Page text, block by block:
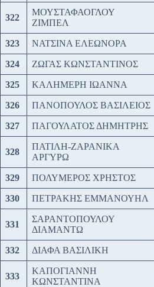
322
ΜΟΥΣΤΑΦΑΟΓΛΟΥ
ΖΙΜΠΕΛ
323 ΝΑΤΣΙΝΑ ΕΛΕΩΝΟΡΑ
324 ΖΩΓΑΣ ΚΩΝΣΤΑΝΤΙΝΟΣ
325 ΚΑΛΗΜΕΡΗ ΙΩΑΝΝΑ
326 ΠΑΝΟΠΟΥΛΟΣ ΒΑΣΙΛΕΙΟΣ
327 ΠΑΓΟΥΛΑΤΟΣ ΔΗΜΗΤΡΗΣ
328
ΠΑΤΙΛΗ-ΖΑΡΑΝΙΚΑ
ΑΡΓΥΡΩ
329 ΠΟΛΥΜΕΡΟΣ ΧΡΗΣΤΟΣ
330 ΠΕΤΡΑΚΗΣ ΕΜΜΑΝΟΥΗΛ
331
ΣΑΡΑΝΤΟΠΟΥΛΟΥ
ΔΙΑΜΑΝΤΩ
332 ΔΙΑΦΑ ΒΑΣΙΛΙΚΗ
333
ΚΑΠΟΓΙΑΝΝΗ
ΚΩΝΣΤΑΝΤΙΝΑ